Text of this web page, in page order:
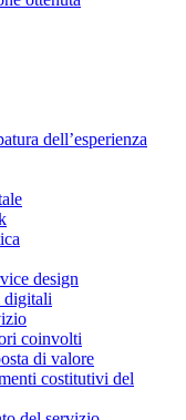
dell’esperienza
design
digitali
coinvolti
di valore
costitutivi del